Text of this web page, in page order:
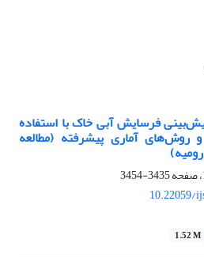
فرسایش آبی خاک با استفاده
آماری پیشرفته (مطالعه
3435-3454
10.22059/
1.52 M